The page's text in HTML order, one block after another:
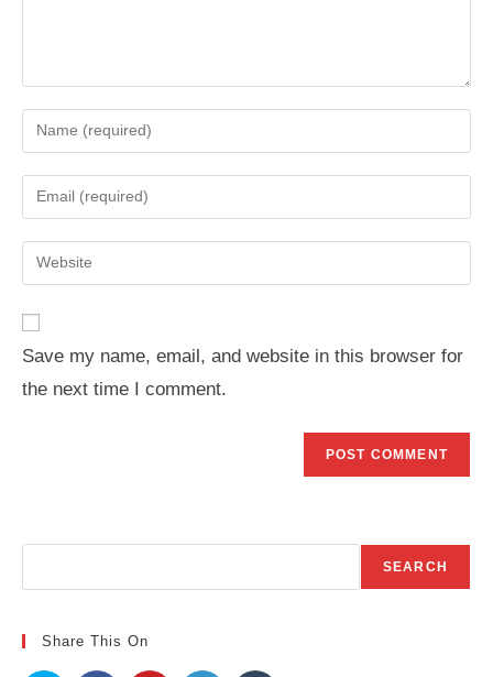
Enter
your
name
comment
Enter
your
email
address
Enter
your
URL
(optional)
Save my name, email, and website in this browser for
the next time I comment.
SEARCH
Share This On